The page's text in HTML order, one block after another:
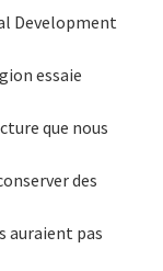
Development
essaie
que nous
des
auraient pas